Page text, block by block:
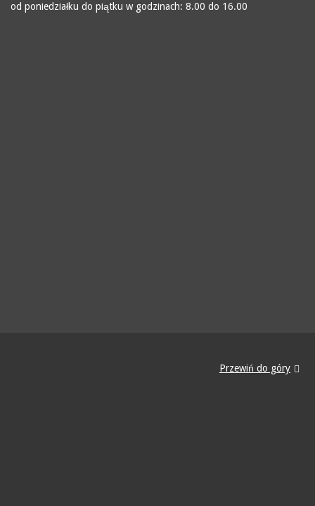
od poniedziałku do piątku w godzinach: 8.00 do 16.00
Przewiń do góry